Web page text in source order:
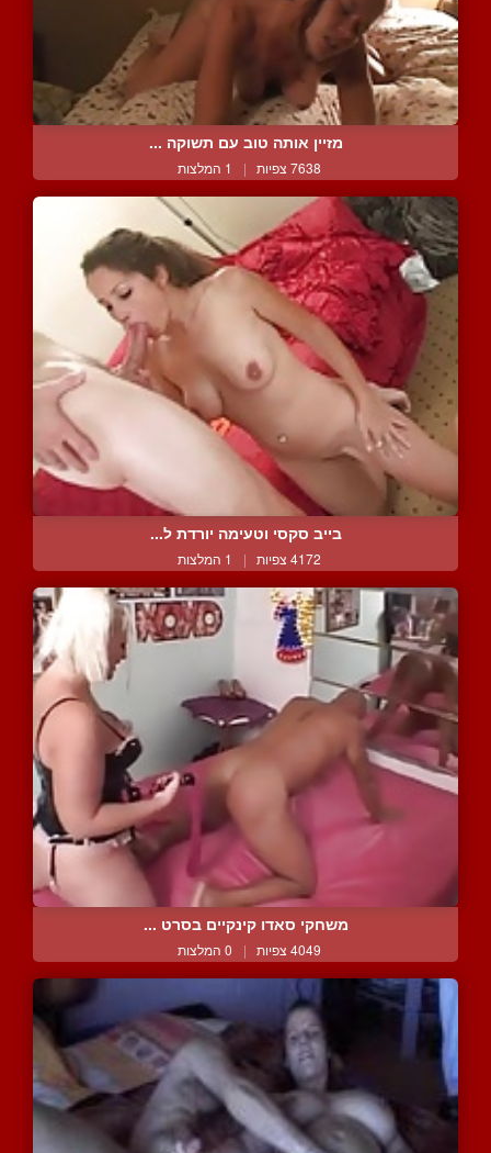
מזיין אותה טוב עם תשוקה ...
7638 צפיות | 1 המלצות
בייב סקסי וטעימה יורדת ל...
4172 צפיות | 1 המלצות
משחקי סאדו קינקיים בסרט ...
4049 צפיות | 0 המלצות